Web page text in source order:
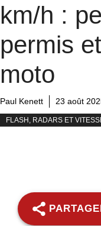
km/h :
permis
moto
Paul Kenett 23 août
FLASH, RADARS ET